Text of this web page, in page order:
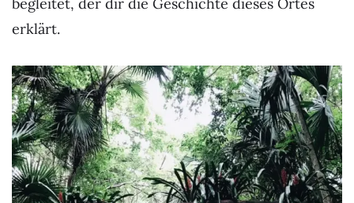
begleitet, der dir die Geschichte dieses Ortes
erklärt.